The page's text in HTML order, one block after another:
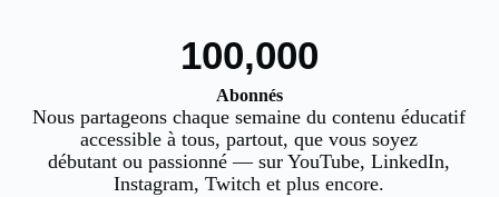
100,000
Abonnés
Nous partageons chaque semaine du contenu éducatif
accessible à tous, partout, que vous soyez
débutant ou passionné — sur YouTube, LinkedIn,
Instagram, Twitch et plus encore.